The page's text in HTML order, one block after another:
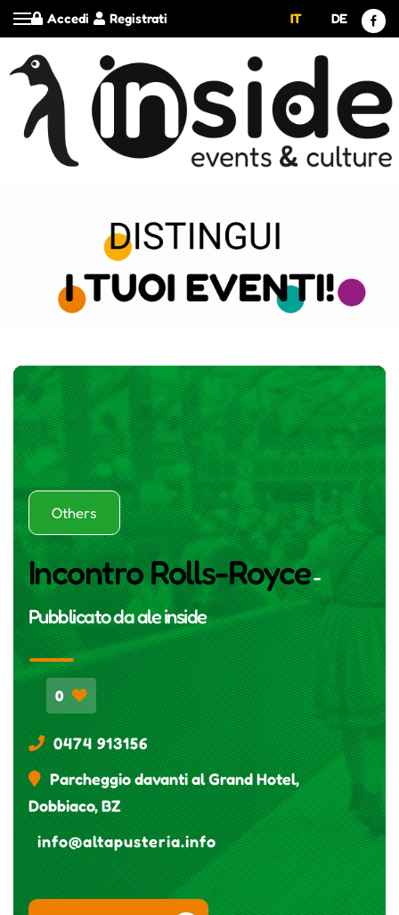
Registrati
Accedi IT DE
Others
Incontro Rolls-Royce-
Pubblicato daale inside
0
0474 913156
Parcheggio davanti al Grand Hotel,
Dobbiaco, BZ
info@altapusteria.info